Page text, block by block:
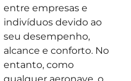
entre empresas e
indivíduos devido ao
seu desempenho,
alcance e conforto. No
entanto, como